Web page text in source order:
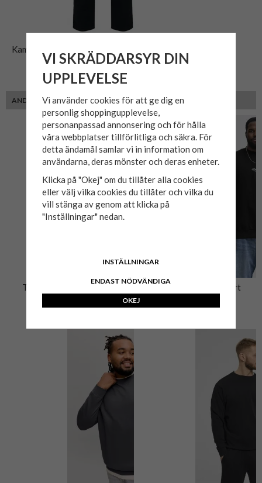
Kam Jeans stretch 101 Svart
799 kr
ANDRA KUNDER MED SAMMA PASSFORM VALDE ÄVEN
T-shirt BASIC Haleman Sweatshirt SOHO Svart
VI SKRÄDDARSYR DIN
UPPLEVELSE
Vi använder cookies för att ge dig en
personlig shoppingupplevelse,
personanpassad annonsering och för hålla
våra webbplatser tillförlitliga och säkra. För
detta ändamål samlar vi in information om
användarna, deras mönster och deras enheter.
Klicka på "Okej" om du tillåter alla cookies
eller välj vilka cookies du tillåter och vilka du
vill stänga av genom att klicka på
"Inställningar" nedan.
INSTÄLLNINGAR
ENDAST NÖDVÄNDIGA
OKEJ